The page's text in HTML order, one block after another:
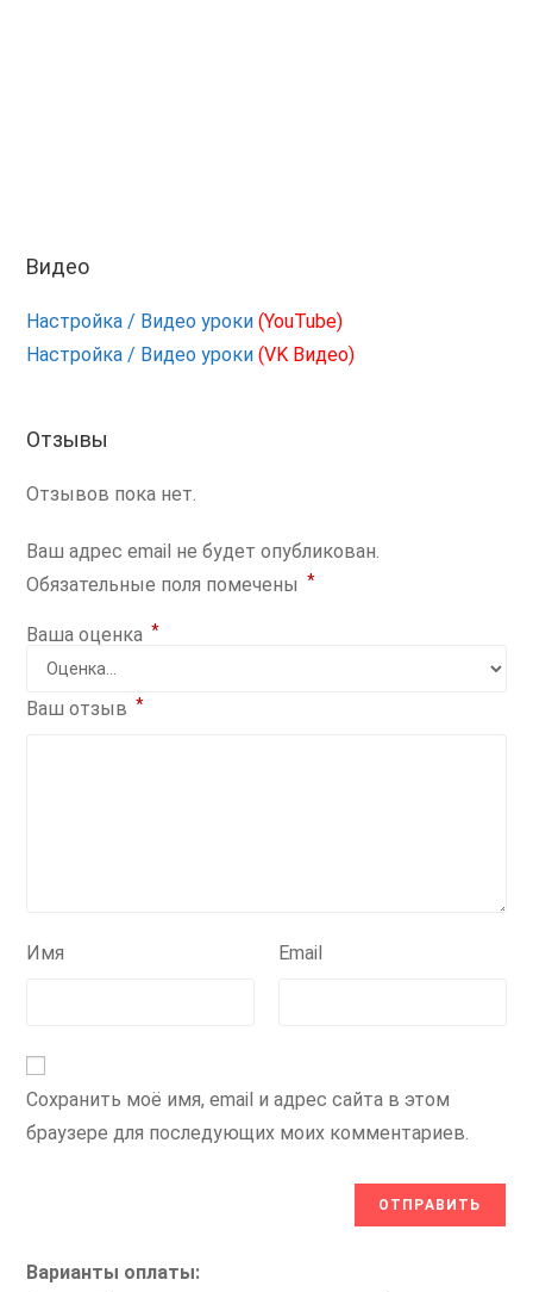
Видео
Настройка / Видео уроки(YouTube)
Настройка / Видео уроки(VK Видео)
Отзывы
Отзывов пока нет.
Ваш адрес email не будет опубликован.
Обязательные поля помечены *
Ваша оценка *
Ваш отзыв *
Имя Email
Сохранить моё имя, email и адрес сайта в этом
браузере для последующих моих комментариев.
Варианты оплаты: